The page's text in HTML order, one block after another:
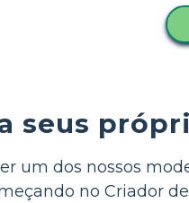
seus
um dos nossos
no Criador